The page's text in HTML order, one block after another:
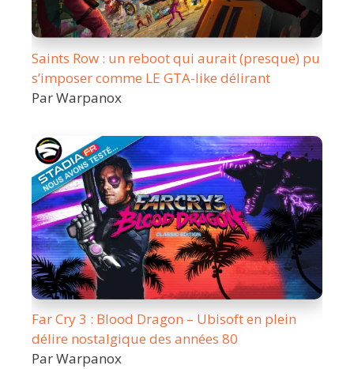
Saints Row : un reboot qui aurait (presque) pu
s’imposer comme LE GTA-like délirant
Par Warpanox
Far Cry 3 : Blood Dragon – Ubisoft en plein
délire nostalgique des années 80
Par Warpanox